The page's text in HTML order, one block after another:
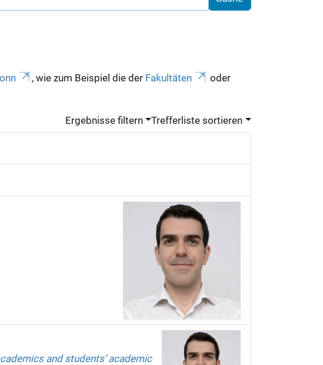
, wie zum Beispiel die der Fakultäten
oder
Ergebnisse filtern Trefferliste sortieren
and students’ academic